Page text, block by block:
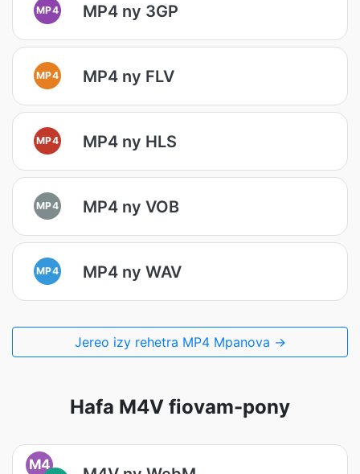
MP4 MP4 ny 3GP
MP4 MP4 ny FLV
MP4 MP4 ny HLS
MP4 MP4 ny VOB
MP4 MP4 ny WAV
Jereo izy rehetra MP4 Mpanova →
Hafa M4V fiovam-pony
M4